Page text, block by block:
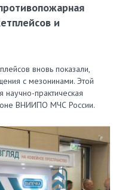
и
вновь показали,
с мезонинами. Этой
практическая
ВНИИПО МЧС России.